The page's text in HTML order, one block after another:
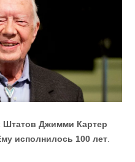
Штатов Джимми Картер
исполнилось 100 лет.